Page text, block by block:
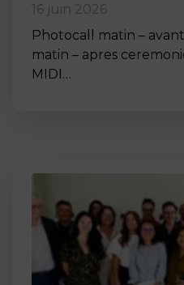
16 juin 2026
Photocall matin –
matin – apres
MIDI…